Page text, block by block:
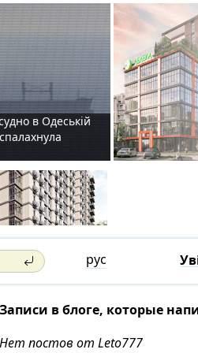
в Одеській
рус
Записи в блоге, которые
Нет постов от Leto777